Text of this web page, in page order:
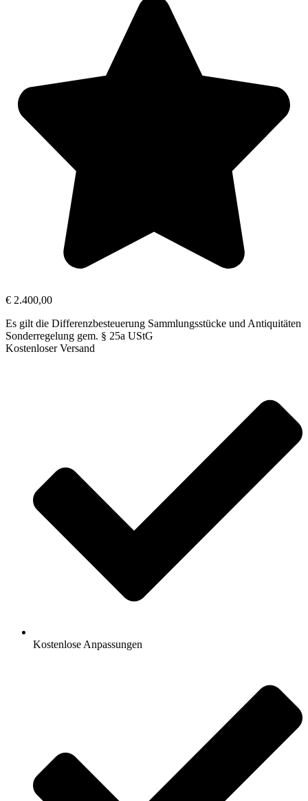
€ 2.400,00
Es gilt die Differenzbesteuerung Sammlungsstücke und Antiquitäten
Sonderregelung gem. § 25a UStG
Kostenloser Versand
Kostenlose Anpassungen